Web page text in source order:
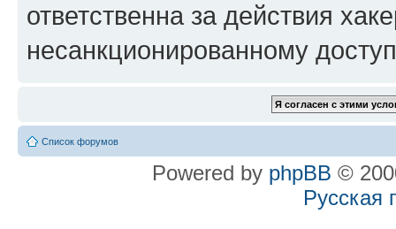
ответственна за действия
несанкционированному
Список форумов
Powered by phpBB ©
Русская